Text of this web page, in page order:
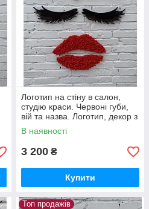
Логотип на стіну в салон,
студію краси. Червоні губи,
вій та назва. Логотип, декор з
моху
В наявності
3 200 ₴
Купити
Топ продажів